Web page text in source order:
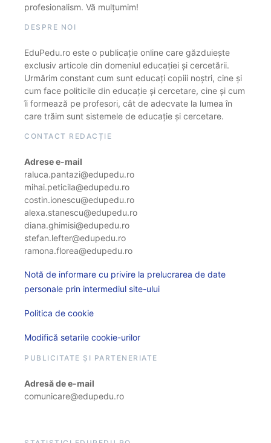
profesionalism. Vă mulțumim!
DESPRE NOI
EduPedu.ro este o publicație online care găzduiește
exclusiv articole din domeniul educației și cercetării.
Urmărim constant cum sunt educați copiii noștri, cine și
cum face politicile din educație și cercetare, cine și cum
îi formează pe profesori, cât de adecvate la lumea în
care trăim sunt sistemele de educație și cercetare.
CONTACT REDACȚIE
Adrese e-mail
raluca.pantazi@edupedu.ro
mihai.peticila@edupedu.ro
costin.ionescu@edupedu.ro
alexa.stanescu@edupedu.ro
diana.ghimisi@edupedu.ro
stefan.lefter@edupedu.ro
ramona.florea@edupedu.ro
Notă de informare cu privire la prelucrarea de date
personale prin intermediul site-ului
Politica de cookie
Modifică setarile cookie-urilor
PUBLICITATE ȘI PARTENERIATE
Adresă de e-mail
comunicare@edupedu.ro